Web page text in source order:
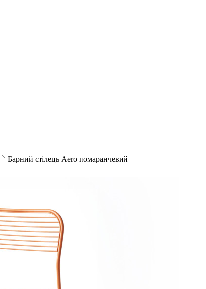
Барний стілець Aero помаранчевий